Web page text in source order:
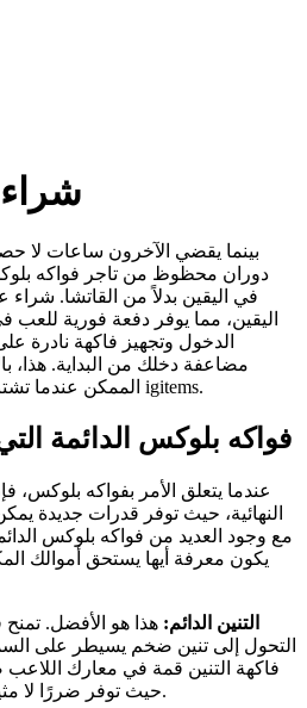
بينما يقضي الآخرون ساعات لا
دوران محظوظ من تاجر فواكه
في اليقين بدلاً من القاتشا.
اليقين، مما يوفر دفعة فورية
الدخول وتجهيز فاكهة نادرة
مضاعفة دخلك من البداية. هذا،
الممكن عندما تشتري عناصر فواكه بلوكس من igitems.
فواكه بلوكس الدائمة
عندما يتعلق الأمر بفواكه بلوكس،
النهائية، حيث توفر قدرات جديدة
مع وجود العديد من فواكه بلوكس
يكون معرفة أيها يستحق أموالك
التنين الدائم: هذا هو الأفضل. تمنح
التحول إلى تنين ضخم يسيطر على
فاكهة التنين قمة في معارك
حيث توفر ضررًا لا مثيل له وسيطرة على المنطقة.